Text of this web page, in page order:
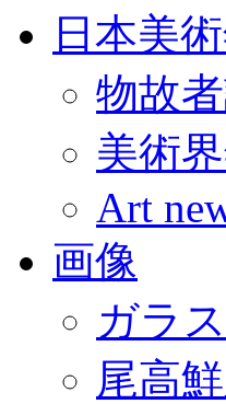
日本美
物故
美術
Art
画像
ガラ
尾高